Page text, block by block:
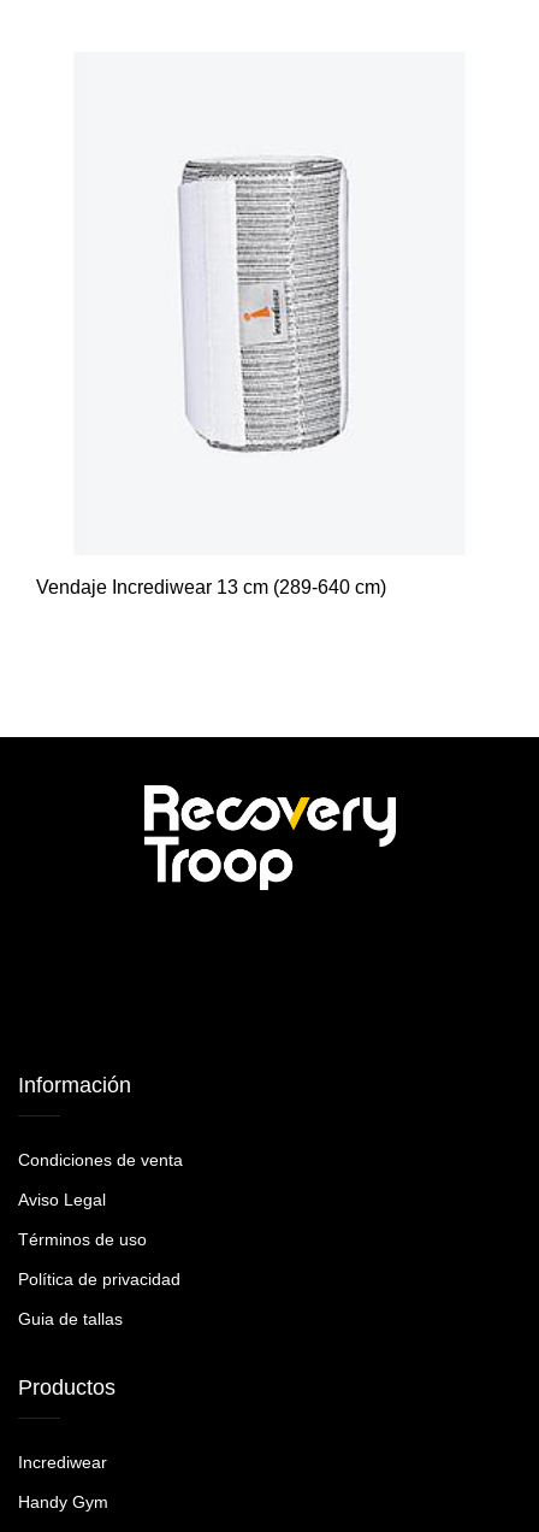
Vendaje Incrediwear 13 cm (289-640 cm)
Información
Condiciones de venta
Aviso Legal
Términos de uso
Política de privacidad
Guia de tallas
Productos
Incrediwear
Handy Gym